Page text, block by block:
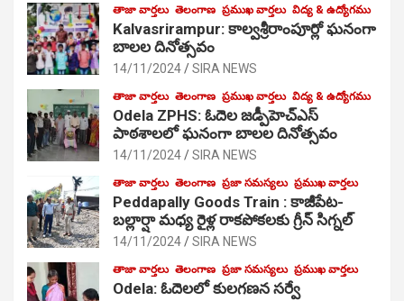
తాజా వార్తలు తెలంగాణ ప్రముఖ వార్తలు విద్య & ఉద్యోగము
Kalvasrirampur: కాల్వశ్రీరాంపూర్లో ఘనంగా
బాలల దినోత్సవం
14/11/2024 SIRA NEWS
తాజా వార్తలు తెలంగాణ ప్రముఖ వార్తలు విద్య & ఉద్యోగము
Odela ZPHS: ఓదెల జ‌డ్పీహెచ్ఎస్
పాఠ‌శాల‌లో ఘనంగా బాలల దినోత్సవం
14/11/2024 SIRA NEWS
తాజా వార్తలు తెలంగాణ ప్రజా సమస్యలు ప్రముఖ వార్తలు
Peddapally Goods Train : కాజీపేట-
బల్లార్షా మధ్య రైళ్ల రాకపోకలకు గ్రీన్ సిగ్నల్
14/11/2024 SIRA NEWS
తాజా వార్తలు తెలంగాణ ప్రజా సమస్యలు ప్రముఖ వార్తలు
Odela: ఓదెలలో కులగణన సర్వే